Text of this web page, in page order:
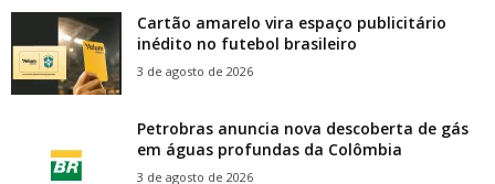
Cartão amarelo vira espaço publicitário
inédito no futebol brasileiro
3 de agosto de 2026
Petrobras anuncia nova descoberta de gás
em águas profundas da Colômbia
3 de agosto de 2026